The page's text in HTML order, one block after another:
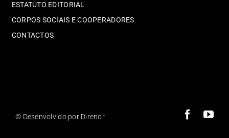
ESTATUTO EDITORIAL
CORPOS SOCIAIS E COOPERADORES
CONTACTOS
© Desenvolvido por Direnor